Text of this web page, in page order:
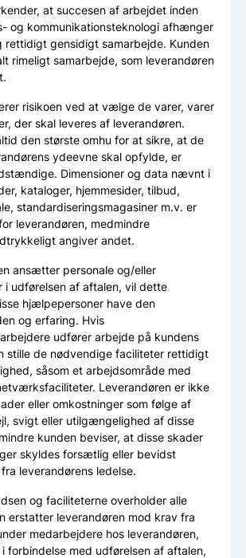
at succesen af arbejdet inden
og kommunikationsteknologi afhænger
rettidigt gensidigt samarbejde. Kunden
rimeligt samarbejde, som leverandøren
risikoen ved at vælge de varer, varer
der skal leveres af leverandøren.
den største omhu for at sikre, at de
ydeevne skal opfylde, er
Dimensioner og data nævnt i
kataloger, hjemmesider, tilbud,
standardiseringsmagasiner m.v. er
leverandøren, medmindre
angiver andet.
ansætter personale og/eller
i udførelsen af aftalen, vil dette
hjælpepersoner have den
og erfaring. Hvis
udfører arbejde på kundens
stille de nødvendige faciliteter rettidigt
såsom et arbejdsområde med
Leverandøren er ikke
eller omkostninger som følge af
svigt eller utilgængelighed af disse
kunden beviser, at disse skader
skyldes forsætlig eller bevidst
leverandørens ledelse.
og faciliteterne overholder alle
erstatter leverandøren mod krav fra
medarbejdere hos leverandøren,
forbindelse med udførelsen af aftalen,